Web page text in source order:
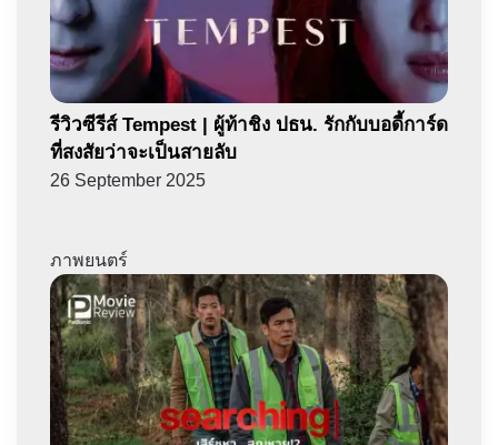
รีวิวซีรีส์ Tempest | ผู้ท้าชิง ปธน. รักกับบอดี้การ์ด
ที่สงสัยว่าจะเป็นสายลับ
26 September 2025
ภาพยนตร์